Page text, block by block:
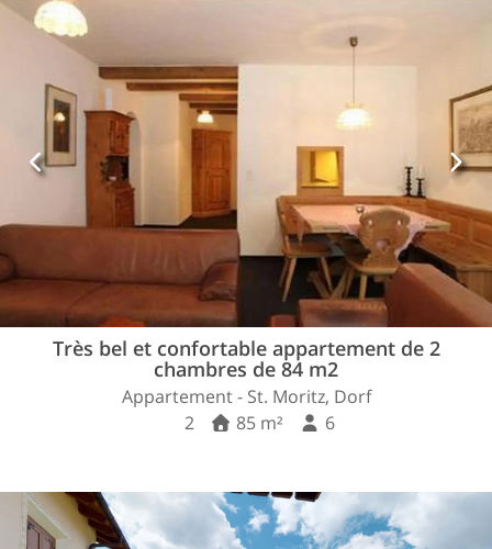
Très bel et confortable appartement de 2
chambres de 84 m2
Appartement - St. Moritz, Dorf
2
85 m² 6